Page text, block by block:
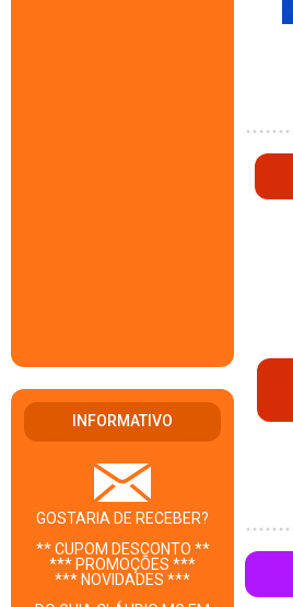
INFORMATIVO
GOSTARIA DE RECEBER?
** CUPOM DESCONTO **
*** PROMOÇÕES ***
*** NOVIDADES ***